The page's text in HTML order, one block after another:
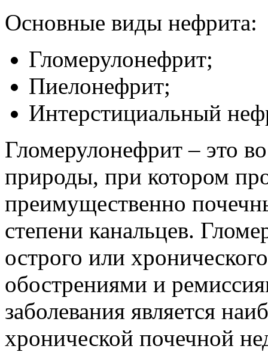
Основные виды нефрита:
Гломерулонефрит;
Пиелонефрит;
Интерстициальный
Гломерулонефрит – это
природы, при котором
преимущественно
степени канальцев.
острого или
обострениями и
заболевания является
хронической почечной